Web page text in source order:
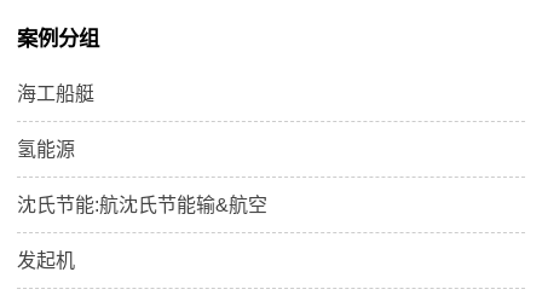
案例分组
海工船艇
氢能源
沈氏节能:航沈氏节能输&航空
发起机